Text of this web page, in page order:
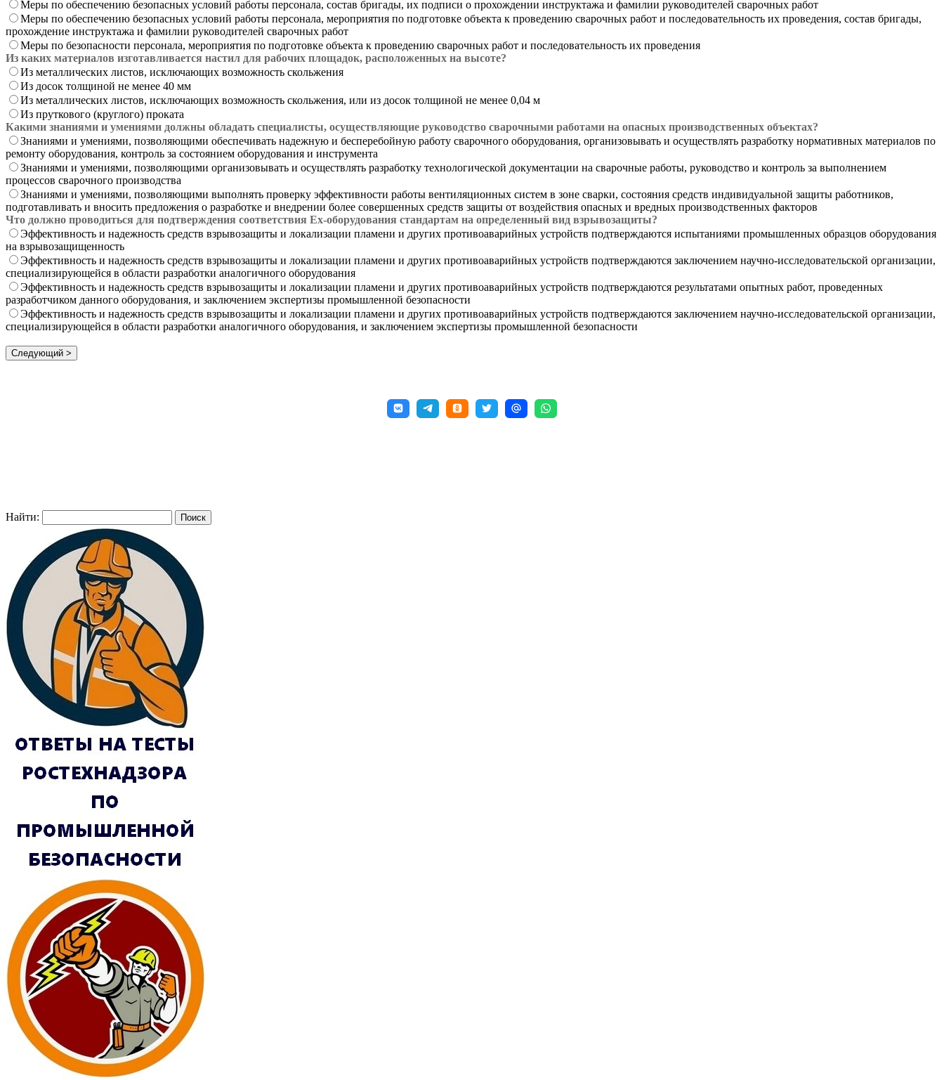
Меры по обеспечению безопасных условий работы персонала, состав бригады, их подписи о прохождении инструктажа и фамилии руководителей сварочных работ
Меры по обеспечению безопасных условий работы персонала, мероприятия по подготовке объекта к проведению сварочных работ и последовательность их проведения, состав бригады,
прохождение инструктажа и фамилии руководителей сварочных работ
Меры по безопасности персонала, мероприятия по подготовке объекта к проведению сварочных работ и последовательность их проведения
Из каких материалов изготавливается настил для рабочих площадок, расположенных на высоте?
Из металлических листов, исключающих возможность скольжения
Из досок толщиной не менее 40 мм
Из металлических листов, исключающих возможность скольжения, или из досок толщиной не менее 0,04 м
Из пруткового (круглого) проката
Какими знаниями и умениями должны обладать специалисты, осуществляющие руководство сварочными работами на опасных производственных объектах?
Знаниями и умениями, позволяющими обеспечивать надежную и бесперебойную работу сварочного оборудования, организовывать и осуществлять разработку нормативных материалов по
ремонту оборудования, контроль за состоянием оборудования и инструмента
Знаниями и умениями, позволяющими организовывать и осуществлять разработку технологической документации на сварочные работы, руководство и контроль за выполнением
процессов сварочного производства
Знаниями и умениями, позволяющими выполнять проверку эффективности работы вентиляционных систем в зоне сварки, состояния средств индивидуальной защиты работников,
подготавливать и вносить предложения о разработке и внедрении более совершенных средств защиты от воздействия опасных и вредных производственных факторов
Что должно проводиться для подтверждения соответствия Ех-оборудования стандартам на определенный вид взрывозащиты?
Эффективность и надежность средств взрывозащиты и локализации пламени и других противоаварийных устройств подтверждаются испытаниями промышленных образцов оборудования
на взрывозащищенность
Эффективность и надежность средств взрывозащиты и локализации пламени и других противоаварийных устройств подтверждаются заключением научно-исследовательской организации,
специализирующейся в области разработки аналогичного оборудования
Эффективность и надежность средств взрывозащиты и локализации пламени и других противоаварийных устройств подтверждаются результатами опытных работ, проведенных
разработчиком данного оборудования, и заключением экспертизы промышленной безопасности
Эффективность и надежность средств взрывозащиты и локализации пламени и других противоаварийных устройств подтверждаются заключением научно-исследовательской организации,
специализирующейся в области разработки аналогичного оборудования, и заключением экспертизы промышленной безопасности
Найти: